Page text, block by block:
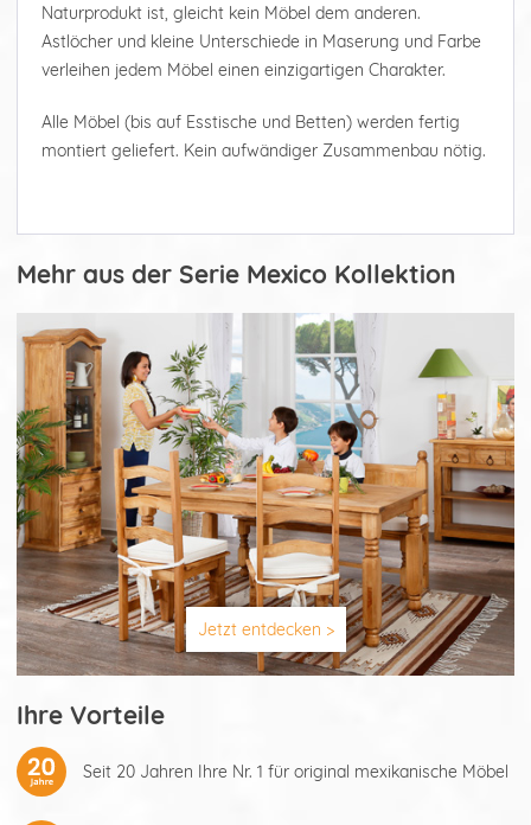
Naturprodukt ist, gleicht kein Möbel dem anderen.
Astlöcher und kleine Unterschiede in Maserung und Farbe
verleihen jedem Möbel einen einzigartigen Charakter.
Alle Möbel (bis auf Esstische und Betten) werden fertig
montiert geliefert. Kein aufwändiger Zusammenbau nötig.
Mehr aus der Serie Mexico Kollektion
Jetzt entdecken >
Ihre Vorteile
Seit 20 Jahren Ihre Nr. 1 für original mexikanische Möbel